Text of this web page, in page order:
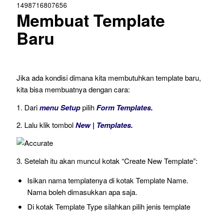
1498716807656
Membuat Template
Baru
Jika ada kondisi dimana kita membutuhkan template baru,
kita bisa membuatnya dengan cara:
1. Darimenu SetuppilihForm Templates.
2. Lalu klik tombolNew | Templates.
3. Setelah itu akan muncul kotak “Create New Template”:
Isikan nama templatenya di kotak Template Name.
Nama boleh dimasukkan apa saja.
Di kotak Template Type silahkan pilih jenis template